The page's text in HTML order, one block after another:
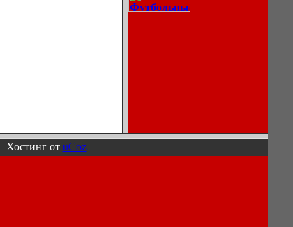
Описание
процессов
Хостинг от uCoz